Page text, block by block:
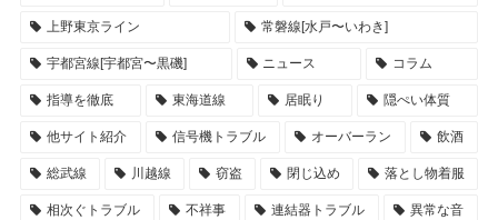
上野東京ライン 常磐線[水戸〜いわき]
宇都宮線[宇都宮〜黒磯] ニュース コラム
指導を徹底 東海道線 居眠り 隠ぺい体質
他サイト紹介 信号機トラブル オーバーラン 飲酒
総武線 川越線 窃盗 閉じ込め 落とし物着服
相次ぐトラブル 不祥事 連結器トラブル 異常な音